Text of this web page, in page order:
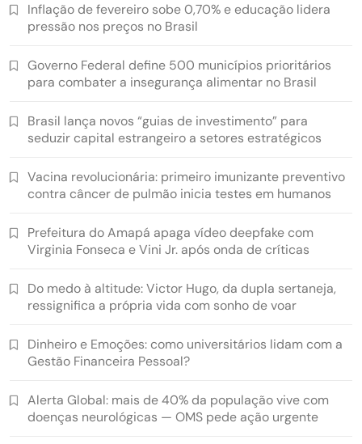
Inflação de fevereiro sobe 0,70% e educação lidera
pressão nos preços no Brasil
Governo Federal define 500 municípios prioritários
para combater a insegurança alimentar no Brasil
Brasil lança novos “guias de investimento” para
seduzir capital estrangeiro a setores estratégicos
Vacina revolucionária: primeiro imunizante preventivo
contra câncer de pulmão inicia testes em humanos
Prefeitura do Amapá apaga vídeo deepfake com
Virginia Fonseca e Vini Jr. após onda de críticas
Do medo à altitude: Victor Hugo, da dupla sertaneja,
ressignifica a própria vida com sonho de voar
Dinheiro e Emoções: como universitários lidam com a
Gestão Financeira Pessoal?
Alerta Global: mais de 40% da população vive com
doenças neurológicas — OMS pede ação urgente